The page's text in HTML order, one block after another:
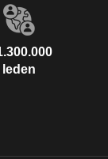
leden